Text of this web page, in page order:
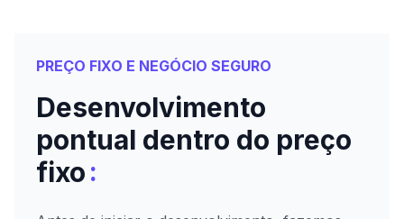
PREÇO FIXO E NEGÓCIO SEGURO
Desenvolvimento
pontual dentro do preço
fixo: